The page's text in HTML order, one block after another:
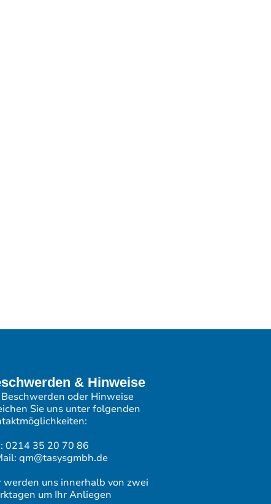
& Hinweise
Beschwerden oder Hinweise
Sie uns unter folgenden
0214 35 20 70 86
qm@tasysgmbh.de
werden uns innerhalb von zwei
um Ihr Anliegen